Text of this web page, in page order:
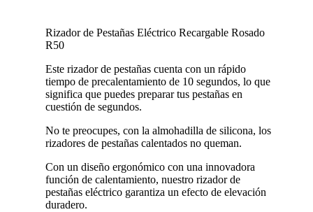
Rizador de Pestañas Eléctrico Recargable Rosado
R50
Este rizador de pestañas cuenta con un rápido
tiempo de precalentamiento de 10 segundos, lo que
significa que puedes preparar tus pestañas en
cuestión de segundos.
No te preocupes, con la almohadilla de silicona, los
rizadores de pestañas calentados no queman.
Con un diseño ergonómico con una innovadora
función de calentamiento, nuestro rizador de
pestañas eléctrico garantiza un efecto de elevación
duradero.